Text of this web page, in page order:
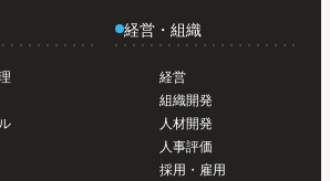
経営・組織
経営
組織開発
人材開発
人事評価
採用・雇用